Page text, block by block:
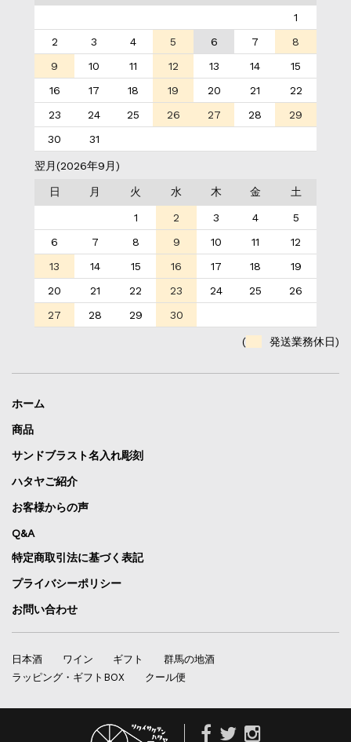
1
2
3 4 5 6 7
8
9
10 11 12 13 14
15
16
17 18 19 20 21
22
23
24 25 26 27 28
29
30
31
翌月(2026年9月)
日 月 火 水 木 金 土
1 2 3 4
5
6
7 8 9 10 11
12
13
14 15 16 17 18
19
20
21 22 23 24 25
26
27
28 29 30
( 発送業務休日)
ホーム
商品
サンドブラスト名入れ彫刻
ハタヤご紹介
お客様からの声
Q&A
特定商取引法に基づく表記
プライバシーポリシー
お問い合わせ
日本酒 ワイン ギフト
群馬の地酒
ラッピング・ギフトBOX
クール便